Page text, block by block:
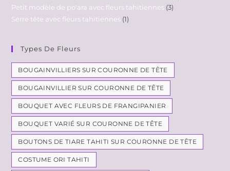
Petit modèle de po'ara avec fleurs tahitiennes 3
Serre tête avec fleurs tahitiennes 1
Types De Fleurs
BOUGAINVILLIERS SUR COURONNE DE TÊTE
BOUGAINVILLIER SUR COURONNE DE TÊTE
BOUQUET AVEC FLEURS DE FRANGIPANIER
BOUQUET VARIÉ SUR COURONNE DE TÊTE
BOUTONS DE TIARE TAHITI SUR COURONNE DE TÊTE
COSTUME ORI TAHITI